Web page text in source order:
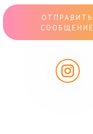
ОТПРАВИТЬ
СООБЩЕНИЕ